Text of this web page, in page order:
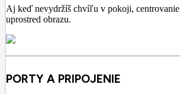
Aj keď nevydržíš chvíľu v pokoji,
uprostred obrazu.
PORTY A PRIPOJENIE